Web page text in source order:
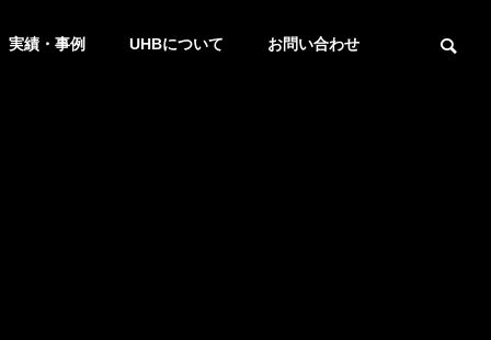
実績・事例 UHBについて お問い合わせ